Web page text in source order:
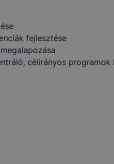
fejlesztése
célirányos programok